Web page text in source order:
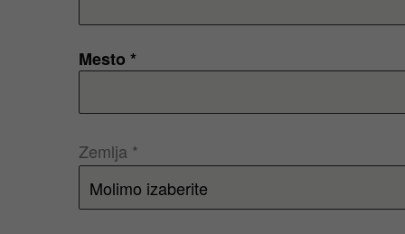
Mesto *
Zemlja *